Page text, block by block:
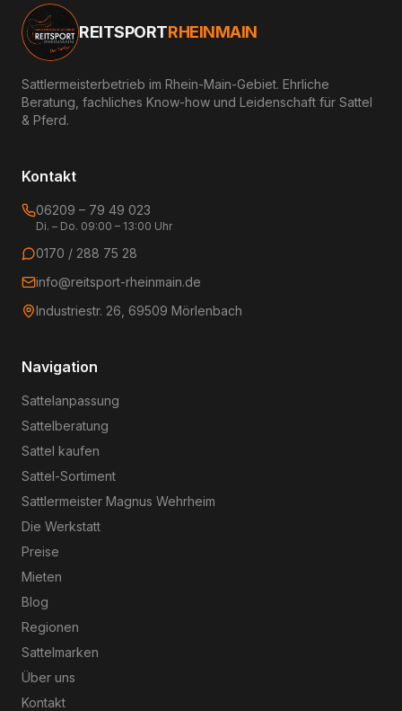
REITSPORTRHEINMAIN
Sattlermeisterbetrieb im Rhein-Main-Gebiet. Ehrliche
Beratung, fachliches Know-how und Leidenschaft für Sattel
& Pferd.
Kontakt
06209 – 79 49 023
Di. – Do. 09:00 – 13:00 Uhr
0170 / 288 75 28
info@reitsport-rheinmain.de
Industriestr. 26, 69509 Mörlenbach
Navigation
Sattelanpassung
Sattelberatung
Sattel kaufen
Sattel-Sortiment
Sattlermeister Magnus Wehrheim
Die Werkstatt
Preise
Mieten
Blog
Regionen
Sattelmarken
Über uns
Kontakt